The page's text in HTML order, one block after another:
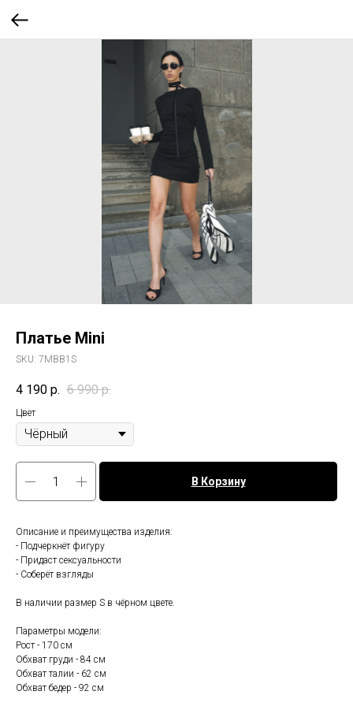
Платье Mini
SKU: 7MBB1S
4 190 р. 6 990 р.
Цвет
В Корзину
Описание и преимущества изделия:
- Подчеркнёт фигуру
- Придаст сексуальности
- Соберёт взгляды
В наличии размер S в чёрном цвете.
Параметры модели:
Рост - 170 см
Обхват груди - 84 см
Обхват талии - 62 см
Обхват бедер - 92 см